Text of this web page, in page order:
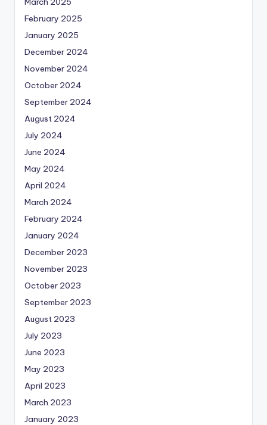
February 2025
January 2025
December 2024
November 2024
October 2024
September 2024
August 2024
July 2024
June 2024
May 2024
April 2024
March 2024
February 2024
January 2024
December 2023
November 2023
October 2023
September 2023
August 2023
July 2023
June 2023
May 2023
April 2023
March 2023
January 2023